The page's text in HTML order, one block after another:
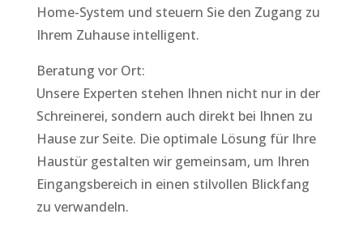
Home-System und steuern Sie den Zugang zu
Ihrem Zuhause intelligent.
Beratung vor Ort:
Unsere Experten stehen Ihnen nicht nur in der
Schreinerei, sondern auch direkt bei Ihnen zu
Hause zur Seite. Die optimale Lösung für Ihre
Haustür gestalten wir gemeinsam, um Ihren
Eingangsbereich in einen stilvollen Blickfang
zu verwandeln.